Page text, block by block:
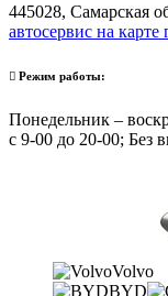
445028, Самарская
автосервис на карте
Режим работы:
Понедельник –
с 9-00 до 20-00; Без
Volvo
BYD